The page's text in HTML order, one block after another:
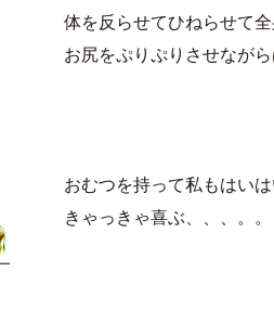
体を反らせてひねらせて
お尻をぷりぷりさせなが
おむつを持って私もはい
きゃっきゃ喜ぶ、、、。。